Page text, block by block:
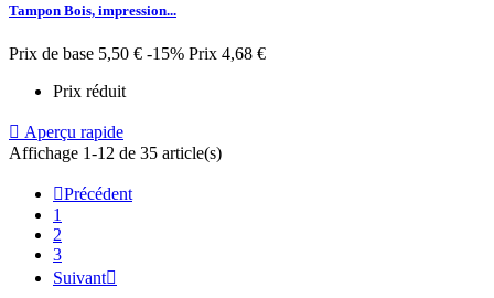
Tampon Bois, impression...
Prix de base 5,50 € -15% Prix 4,68 €
Prix réduit
 Aperçu rapide
Affichage 1-12 de 35 article(s)
Précédent
1
2
3
Suivant